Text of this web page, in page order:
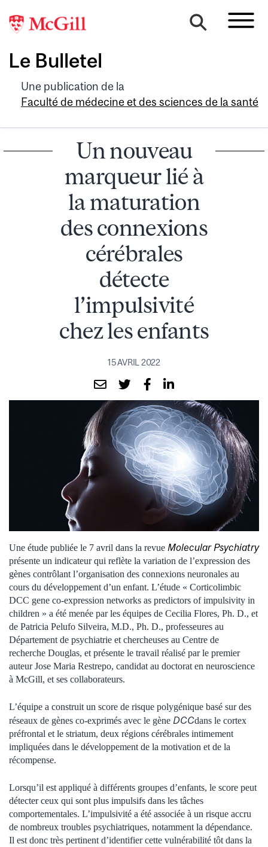
Le Bulletel
Une publication de la
Faculté de médecine et des sciences de la santé
Un nouveau
marqueur lié à
la maturation
des connexions
cérébrales
détecte
l’impulsivité
chez les enfants
15 AVRIL 2022
Une étude publiée le 7 avril dans la revue Molecular Psychiatry
présente un indicateur qui reflète la variation de l’expression des
gènes contrôlant l’organisation des connexions neuronales au
cours du développement d’un enfant. L’étude « Corticolimbic
DCC gene co-expression networks as predictors of impulsivity in
children » a été menée par les équipes de Cecilia Flores, Ph. D., et
de Patricia Pelufo Silveira, M.D., Ph. D., professeures au
Département de psychiatrie et chercheuses au Centre de
recherche Douglas, et présente le travail réalisé par le premier
auteur Jose Maria Restrepo, candidat au doctorat en neuroscience
à McGill, et ses collaborateurs.
L’équipe a construit un score de risque polygénique basé sur des
réseaux de gènes co-exprimés avec le gène DCCdans le cortex
préfrontal et le striatum, deux régions cérébrales intimement
impliquées dans le développement de la motivation et de la
récompense.
Lorsqu’il est appliqué à différents groupes d’enfants, le score peut
détecter ceux qui sont plus impulsifs dans les tâches
comportementales. L’impulsivité a été associée à un risque accru
de nombreux troubles psychiatriques, notamment la dépendance.
Il est donc très pertinent d’identifier cette vulnérabilité tôt dans la